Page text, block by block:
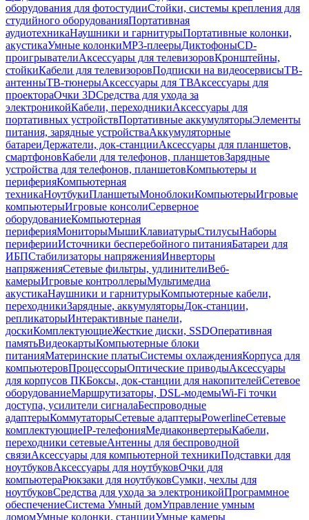
оборудования для фотостудииСтойки, системы крепления для
студийного оборудованияПортативная
аудиотехникаНаушники и гарнитурыПортативные колонки,
акустикаУмные колонкиMP3-плеерыДиктофоныCD-
проигрывателиАксессуары для телевизоровКронштейны,
стойкиКабели для телевизоровПодписки на видеосервисыТВ-
антенныТВ-тюнерыАксессуары для ТВАксессуары для
проектораОчки 3DСредства для ухода за
электроникойКабели, переходникиАксессуары для
портативных устройствПортативные аккумуляторыЭлементы
питания, зарядные устройстваАккумуляторные
батареиДержатели, док-станцииАксессуары для планшетов,
смартфоновКабели для телефонов, планшетовЗарядные
устройства для телефонов, планшетовКомпьютеры и
периферияКомпьютерная
техникаНоутбукиПланшетыМоноблокиКомпьютерыИгровые
компьютерыИгровые консолиСерверное
оборудованиеКомпьютерная
периферияМониторыМышиКлавиатурыСтилусыНаборы
периферииИсточники бесперебойного питанияБатареи для
ИБПСтабилизаторы напряженияИнверторы
напряженияСетевые фильтры, удлинителиВеб-
камерыИгровые контроллерыМультимедиа
акустикаНаушники и гарнитурыКомпьютерные кабели,
переходникиЗарядные, аккумуляторыДок-станции,
репликаторыИнтерактивные панели,
доскиКомплектующиеЖесткие диски, SSDОперативная
памятьВидеокартыКомпьютерные блоки
питанияМатеринские платыСистемы охлажденияКорпуса для
компьютеровПроцессорыОптические приводыАксессуары
для корпусов ПКБоксы, док-станции для накопителейСетевое
оборудованиеМаршрутизаторы, DSL-модемыWi-Fi точки
доступа, усилители сигналаБеспроводные
адаптерыКоммутаторыСетевые адаптерыPowerlineСетевые
комплектующиеIP-телефонияМедиаконвертерыКабели,
переходники сетевыеАнтенны для беспроводной
связиАксессуары для компьютерной техникиПодставки для
ноутбуковАксессуары для ноутбуковОчки для
компьютераРюкзаки для ноутбуковСумки, чехлы для
ноутбуковСредства для ухода за электроникойПрограммное
обеспечениеСистема Умный домУправление умным
домомУмные колонки, станцииУмные камеры